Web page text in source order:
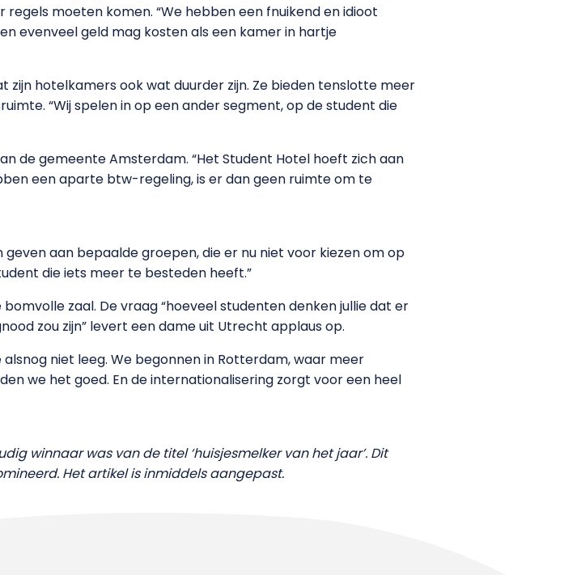
moeten komen. “We hebben een fnuikend en idioot
evenveel geld mag kosten als een kamer in hartje
zijn hotelkamers ook wat duurder zijn. Ze bieden tenslotte meer
“Wij spelen in op een ander segment, op de student die
de gemeente Amsterdam. “Het Student Hotel hoeft zich aan
een aparte btw-regeling, is er dan geen ruimte om te
aan bepaalde groepen, die er nu niet voor kiezen om op
die iets meer te besteden heeft.”
zaal. De vraag “hoeveel studenten denken jullie dat er
zou zijn” levert een dame uit Utrecht applaus op.
niet leeg. We begonnen in Rotterdam, waar meer
we het goed. En de internationalisering zorgt voor een heel
winnaar was van de titel ‘huisjesmelker van het jaar’. Dit
Het artikel is inmiddels aangepast.